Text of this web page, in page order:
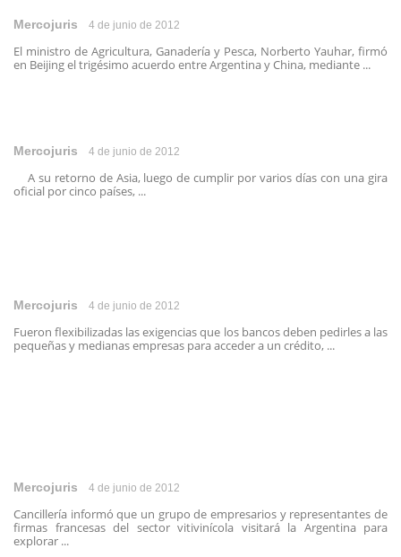
Mercojuris 4 de junio de 2012
El ministro de Agricultura, Ganadería y Pesca, Norberto Yauhar, firmó
en Beijing el trigésimo acuerdo entre Argentina y China, mediante ...
Mercojuris 4 de junio de 2012
A su retorno de Asia, luego de cumplir por varios días con una gira
oficial por cinco países, ...
Mercojuris 4 de junio de 2012
Fueron flexibilizadas las exigencias que los bancos deben pedirles a las
pequeñas y medianas empresas para acceder a un crédito, ...
Mercojuris 4 de junio de 2012
Cancillería informó que un grupo de empresarios y representantes de
firmas francesas del sector vitivinícola visitará la Argentina para
explorar ...